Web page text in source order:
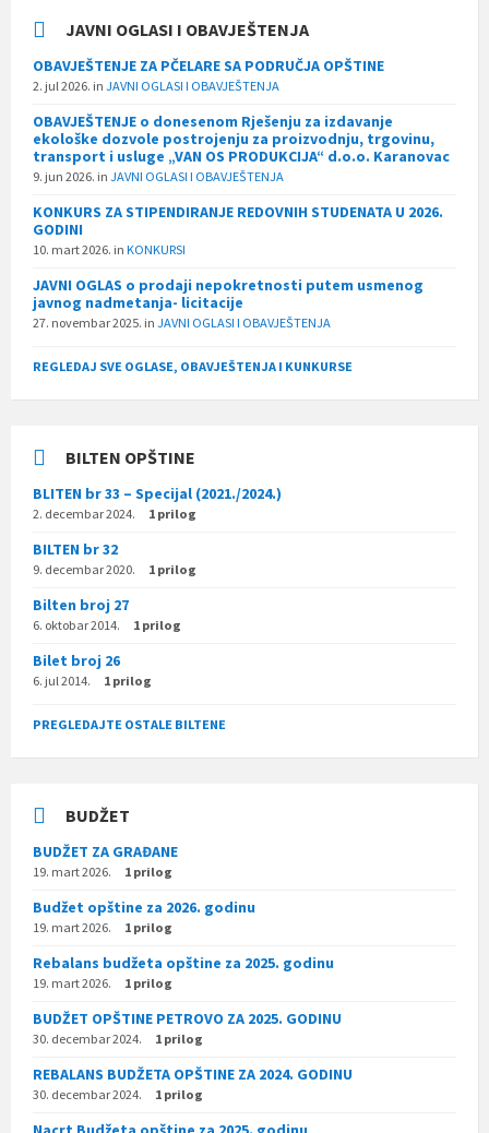
JAVNI OGLASI I OBAVJEŠTENJA
OBAVJEŠTENJE ZA PČELARE SA PODRUČJA OPŠTINE
2. jul 2026. in JAVNI OGLASI I OBAVJEŠTENJA
OBAVJEŠTENJE o donesenom Rješenju za izdavanje
ekološke dozvole postrojenju za proizvodnju, trgovinu,
transport i usluge „VAN OS PRODUKCIJA“ d.o.o. Karanovac
9. jun 2026. in JAVNI OGLASI I OBAVJEŠTENJA
KONKURS ZA STIPENDIRANJE REDOVNIH STUDENATA U 2026.
GODINI
10. mart 2026. in KONKURSI
JAVNI OGLAS o prodaji nepokretnosti putem usmenog
javnog nadmetanja- licitacije
27. novembar 2025. in JAVNI OGLASI I OBAVJEŠTENJA
REGLEDAJ SVE OGLASE, OBAVJEŠTENJA I KUNKURSE
BILTEN OPŠTINE
BLITEN br 33 – Specijal (2021./2024.)
2. decembar 2024. 1 prilog
BILTEN br 32
9. decembar 2020. 1 prilog
Bilten broj 27
6. oktobar 2014. 1 prilog
Bilet broj 26
6. jul 2014. 1 prilog
PREGLEDAJTE OSTALE BILTENE
BUDŽET
BUDŽET ZA GRAĐANE
19. mart 2026. 1 prilog
Budžet opštine za 2026. godinu
19. mart 2026. 1 prilog
Rebalans budžeta opštine za 2025. godinu
19. mart 2026. 1 prilog
BUDŽET OPŠTINE PETROVO ZA 2025. GODINU
30. decembar 2024. 1 prilog
REBALANS BUDŽETA OPŠTINE ZA 2024. GODINU
30. decembar 2024. 1 prilog